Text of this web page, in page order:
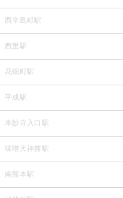
西辛島町駅
西里駅
花畑町駅
平成駅
本妙寺入口駅
味噌天神前駅
南熊本駅